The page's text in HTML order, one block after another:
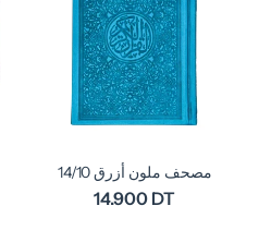
مصحف ملون أزرق 14/10
14.900 DT